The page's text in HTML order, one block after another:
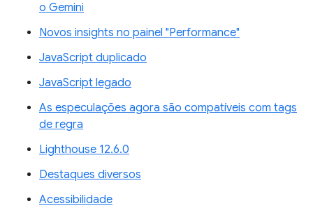
o Gemini
Novos insights no painel "Performance"
JavaScript duplicado
JavaScript legado
As especulações agora são compatíveis com tags
de regra
Lighthouse 12.6.0
Destaques diversos
Acessibilidade